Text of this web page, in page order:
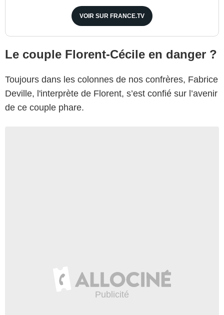
VOIR SUR FRANCE.TV
Le couple Florent-Cécile en danger ?
Toujours dans les colonnes de nos confrères, Fabrice
Deville, l'interprète de Florent, s’est confié sur l’avenir
de ce couple phare.